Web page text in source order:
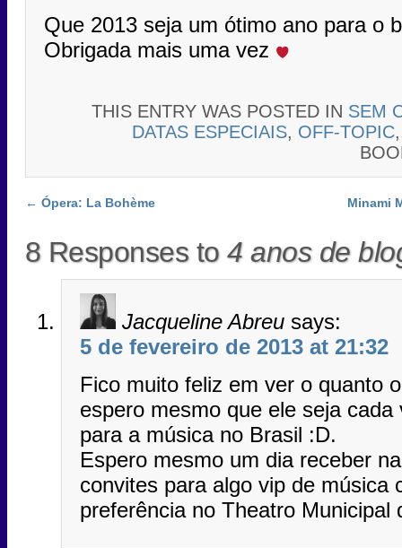
Que 2013 seja um ótimo ano para o
Obrigada mais uma vez
THIS ENTRY WAS POSTED IN SEM
DATAS ESPECIAIS, OFF-TOPIC
Post navigation
← Ópera: La Bohème Minami
8 Responses to4 anos de
Jacqueline Abreu says:
5 de fevereiro de 2013 at 21:32
Fico muito feliz em ver o quanto
espero mesmo que ele seja
para a música no Brasil :D.
Espero mesmo um dia receber
convites para algo vip de música
preferência no Theatro Municipal